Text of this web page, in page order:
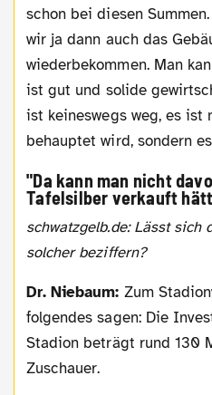
schon bei diesen
wir ja dann auch das
wiederbekommen. Man
ist gut und solide
ist keineswegs weg, es ist
behauptet wird, sondern
"Da kann man nicht
Tafelsilber verkauft
schwatzgelb.de: Lässt sich der Stadionwert als
solcher beziffern?
Dr. Niebaum: Zum
folgendes sagen: Die
Stadion beträgt rund 130
Zuschauer.